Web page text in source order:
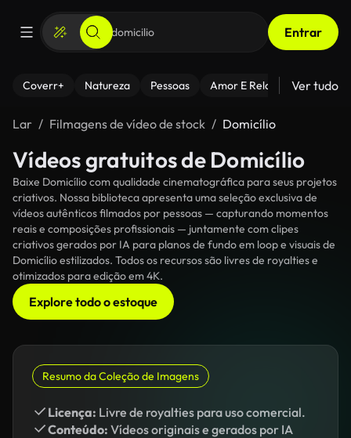
Entrar
Coverr+ Natureza Pessoas Amor E Relacionamentos
Ver tudo
Lar Filmagens de vídeo de stock Domicílio
Vídeos gratuitos de Domicílio
Baixe Domicílio com qualidade cinematográfica para seus projetos
criativos. Nossa biblioteca apresenta uma seleção exclusiva de
vídeos autênticos filmados por pessoas — capturando momentos
reais e composições profissionais — juntamente com clipes
criativos gerados por IA para planos de fundo em loop e visuais de
Domicílio estilizados. Todos os recursos são livres de royalties e
otimizados para edição em 4K.
Explore todo o estoque
Resumo da Coleção de Imagens
Licença: Livre de royalties para uso comercial.
Conteúdo: Vídeos originais e gerados por IA